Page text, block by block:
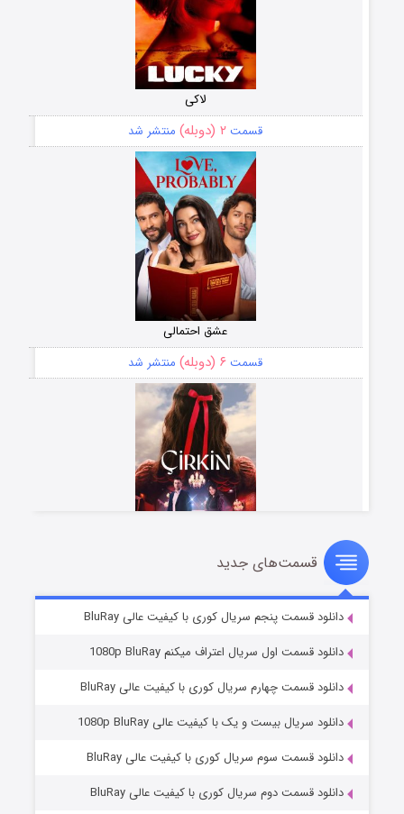
لاکی
قسمت ۲ (دوبله) منتشر شد
عشق احتمالی
قسمت ۶ (دوبله) منتشر شد
سریال زشت
قسمت۵ (زیرنویس) منتشر شد
وستی ها
قسمت‌های جدید
دانلود قسمت پنجم سریال کوری با کیفیت عالی BluRay
دانلود قسمت اول سریال اعتراف میکنم 1080p BluRay
دانلود قسمت چهارم سریال کوری با کیفیت عالی BluRay
دانلود سریال بیست و یک با کیفیت عالی 1080p BluRay
دانلود قسمت سوم سریال کوری با کیفیت عالی BluRay
دانلود قسمت دوم سریال کوری با کیفیت عالی BluRay